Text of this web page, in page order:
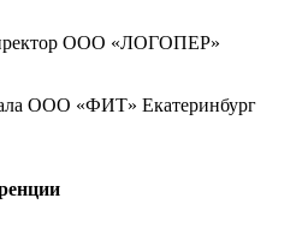
ООО «ЛОГОПЕР»
ООО «ФИТ» Екатеринбург